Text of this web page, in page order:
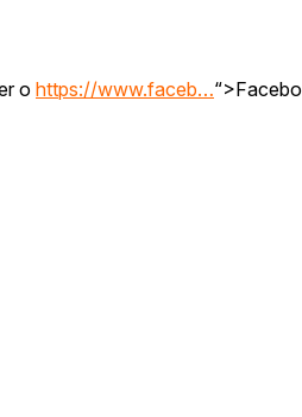
o https://www.faceb…